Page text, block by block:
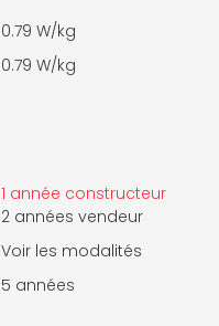
0.79 W/kg
0.79 W/kg
1 année constructeur
2 années vendeur
Voir les modalités
5 années